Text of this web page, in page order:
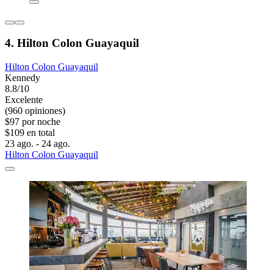
4. Hilton Colon Guayaquil
Hilton Colon Guayaquil
Kennedy
8.8/10
Excelente
(960 opiniones)
$97 por noche
$109 en total
23 ago. - 24 ago.
Hilton Colon Guayaquil